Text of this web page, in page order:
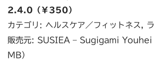
2.4.0（￥350）
カテゴリ: ヘルスケア／フィットネス,
販売元: SUSIEA – Sugigami Youhei
MB）